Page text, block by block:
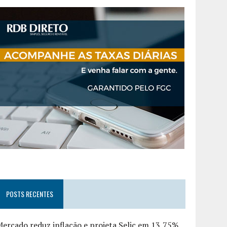
POSTS RECENTES
reduz inflação e projeta Selic em 13,75%